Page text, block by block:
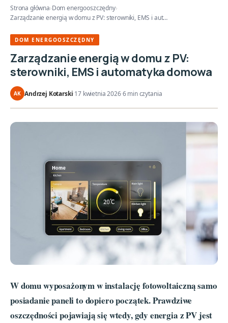
Strona główna›Dom energooszczędny›
Zarządzanie energią w domu z PV: sterowniki, EMS i aut…
DOM ENERGOOSZCZĘDNY
Zarządzanie energią w domu z PV:
sterowniki, EMS i automatyka domowa
AK Andrzej Kotarski·17 kwietnia 2026·6 min czytania
W domu wyposażonym w instalację fotowoltaiczną samo
posiadanie paneli to dopiero początek. Prawdziwe
oszczędności pojawiają się wtedy, gdy energia z PV jest